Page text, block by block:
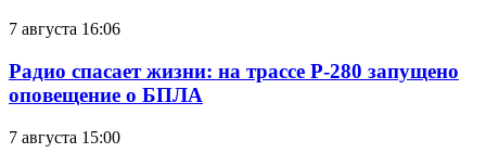
7 августа 16:06
Радио спасает жизни: на трассе Р-280 запущено
оповещение о БПЛА
7 августа 15:00